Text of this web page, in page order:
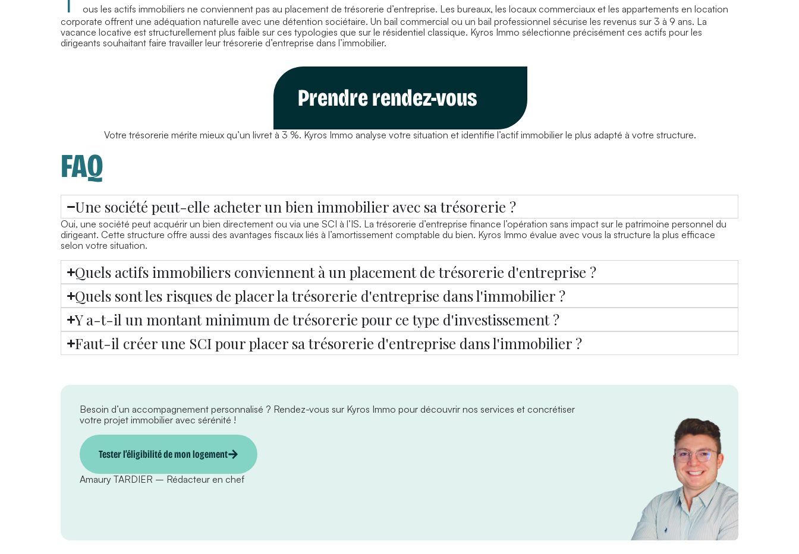
ous les actifs immobiliers ne conviennent pas au placement de trésorerie d’entreprise. Les bureaux, les locaux commerciaux et les appartements en location
corporate offrent une adéquation naturelle avec une détention sociétaire. Un bail commercial ou un bail professionnel sécurise les revenus sur 3 à 9 ans. La
vacance locative est structurellement plus faible sur ces typologies que sur le résidentiel classique. Kyros Immo sélectionne précisément ces actifs pour les
dirigeants souhaitant faire travailler leur trésorerie d’entreprise dans l’immobilier.
Prendre rendez-vous
Votre trésorerie mérite mieux qu’un livret à 3 %. Kyros Immo analyse votre situation et identifie l’actif immobilier le plus adapté à votre structure.
FAQ
Une société peut-elle acheter un bien immobilier avec sa trésorerie ?
Oui, une société peut acquérir un bien directement ou via une SCI à l’IS. La trésorerie d’entreprise finance l’opération sans impact sur le patrimoine personnel du
dirigeant. Cette structure offre aussi des avantages fiscaux liés à l’amortissement comptable du bien. Kyros Immo évalue avec vous la structure la plus efficace
selon votre situation.
Quels actifs immobiliers conviennent à un placement de trésorerie d'entreprise ?
Quels sont les risques de placer la trésorerie d'entreprise dans l'immobilier ?
Y a-t-il un montant minimum de trésorerie pour ce type d'investissement ?
Faut-il créer une SCI pour placer sa trésorerie d'entreprise dans l'immobilier ?
Besoin d’un accompagnement personnalisé ? Rendez-vous sur Kyros Immo pour découvrir nos services et concrétiser
votre projet immobilier avec sérénité !
Tester l’éligibilité de mon logement
Amaury TARDIER – Rédacteur en chef